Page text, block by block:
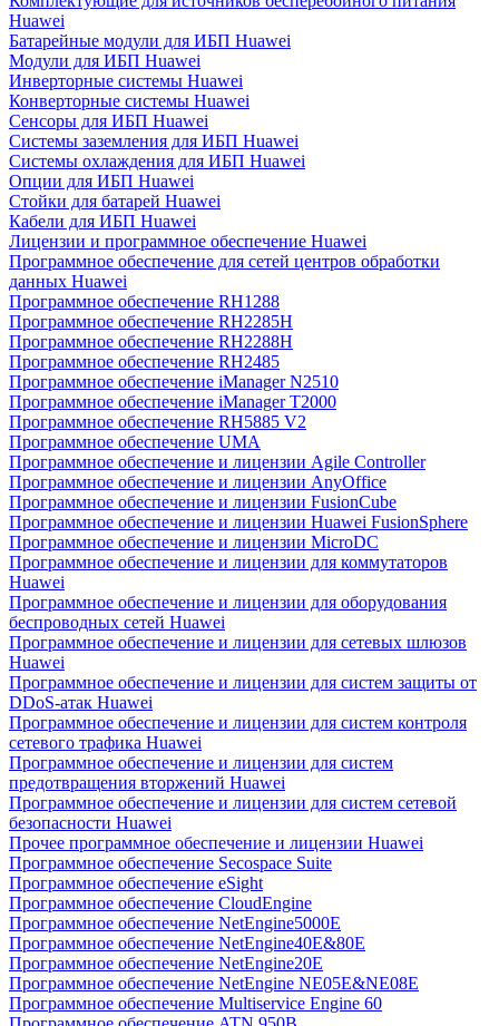
Huawei
Батарейные модули для ИБП Huawei
Модули для ИБП Huawei
Инверторные системы Huawei
Конверторные системы Huawei
Сенсоры для ИБП Huawei
Системы заземления для ИБП Huawei
Системы охлаждения для ИБП Huawei
Опции для ИБП Huawei
Стойки для батарей Huawei
Кабели для ИБП Huawei
Лицензии и программное обеспечение Huawei
Программное обеспечение для сетей центров обработки
данных Huawei
Программное обеспечение RH1288
Программное обеспечение RH2285H
Программное обеспечение RH2288H
Программное обеспечение RH2485
Программное обеспечение iManager N2510
Программное обеспечение iManager T2000
Программное обеспечение RH5885 V2
Программное обеспечение UMA
Программное обеспечение и лицензии Agile Controller
Программное обеспечение и лицензии AnyOffice
Программное обеспечение и лицензии FusionCube
Программное обеспечение и лицензии Huawei FusionSphere
Программное обеспечение и лицензии MicroDC
Программное обеспечение и лицензии для коммутаторов
Huawei
Программное обеспечение и лицензии для оборудования
беспроводных сетей Huawei
Программное обеспечение и лицензии для сетевых шлюзов
Huawei
Программное обеспечение и лицензии для систем защиты от
DDoS-атак Huawei
Программное обеспечение и лицензии для систем контроля
сетевого трафика Huawei
Программное обеспечение и лицензии для систем
предотвращения вторжений Huawei
Программное обеспечение и лицензии для систем сетевой
безопасности Huawei
Прочее программное обеспечение и лицензии Huawei
Программное обеспечение Secospace Suite
Программное обеспечение eSight
Программное обеспечение CloudEngine
Программное обеспечение NetEngine5000E
Программное обеспечение NetEngine40E&80E
Программное обеспечение NetEngine20E
Программное обеспечение NetEngine NE05E&NE08E
Программное обеспечение Multiservice Engine 60